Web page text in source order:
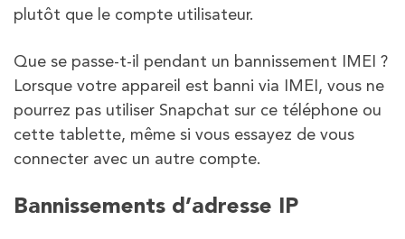
plutôt que le compte utilisateur.
Que se passe-t-il pendant un bannissement IMEI ?
Lorsque votre appareil est banni via IMEI, vous ne
pourrez pas utiliser Snapchat sur ce téléphone ou
cette tablette, même si vous essayez de vous
connecter avec un autre compte.
Bannissements d’adresse IP